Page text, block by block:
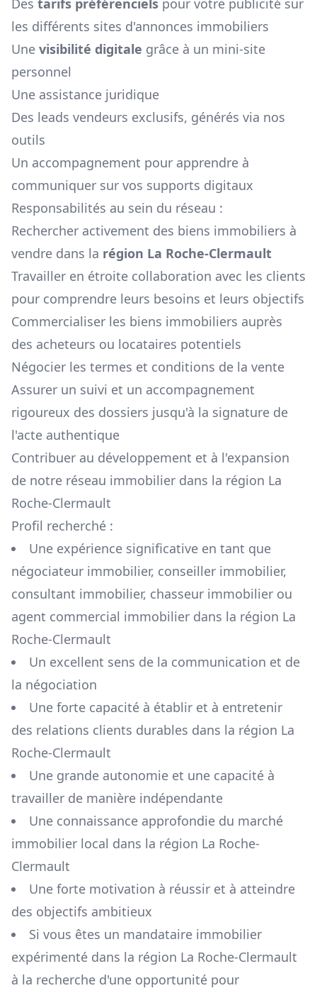
Des tarifs préférenciels pour votre publicité sur
les différents sites d'annonces immobiliers
Une visibilité digitale grâce à un mini-site
personnel
Une assistance juridique
Des leads vendeurs exclusifs, générés via nos
outils
Un accompagnement pour apprendre à
communiquer sur vos supports digitaux
Responsabilités au sein du réseau :
Rechercher activement des biens immobiliers à
vendre dans la région La Roche-Clermault
Travailler en étroite collaboration avec les clients
pour comprendre leurs besoins et leurs objectifs
Commercialiser les biens immobiliers auprès
des acheteurs ou locataires potentiels
Négocier les termes et conditions de la vente
Assurer un suivi et un accompagnement
rigoureux des dossiers jusqu'à la signature de
l'acte authentique
Contribuer au développement et à l'expansion
de notre réseau immobilier dans la région La
Roche-Clermault
Profil recherché :
Une expérience significative en tant que
négociateur immobilier, conseiller immobilier,
consultant immobilier, chasseur immobilier ou
agent commercial immobilier dans la région La
Roche-Clermault
Un excellent sens de la communication et de
la négociation
Une forte capacité à établir et à entretenir
des relations clients durables dans la région La
Roche-Clermault
Une grande autonomie et une capacité à
travailler de manière indépendante
Une connaissance approfondie du marché
immobilier local dans la région La Roche-
Clermault
Une forte motivation à réussir et à atteindre
des objectifs ambitieux
Si vous êtes un mandataire immobilier
expérimenté dans la région La Roche-Clermault
à la recherche d'une opportunité pour